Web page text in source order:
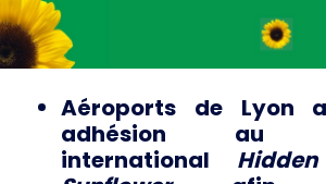
Aéroports de Lyon
adhésion au
international